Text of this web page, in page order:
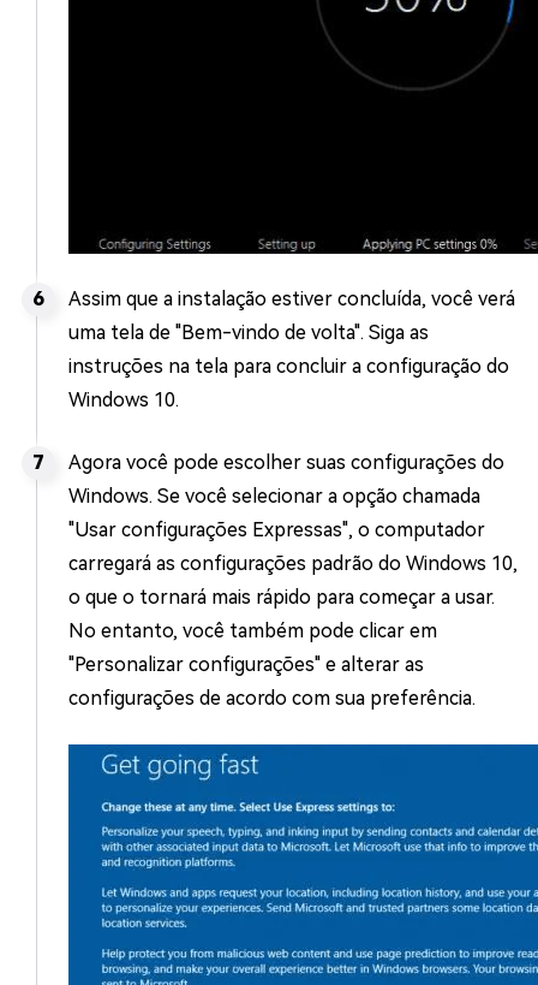
Assim que a instalação estiver concluída, você verá
uma tela de "Bem-vindo de volta". Siga as
instruções na tela para concluir a configuração do
Windows 10.
Agora você pode escolher suas configurações do
Windows. Se você selecionar a opção chamada
"Usar configurações Expressas", o computador
carregará as configurações padrão do Windows 10,
o que o tornará mais rápido para começar a usar.
No entanto, você também pode clicar em
"Personalizar configurações" e alterar as
configurações de acordo com sua preferência.